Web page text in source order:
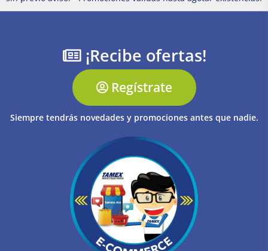
¡Recibe ofertas!
Regístrate
Siempre tendrás novedades y promociones antes que nadie.